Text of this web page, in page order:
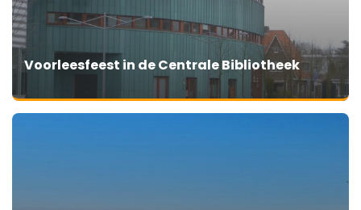
Voorleesfeest in de Centrale Bibliotheek